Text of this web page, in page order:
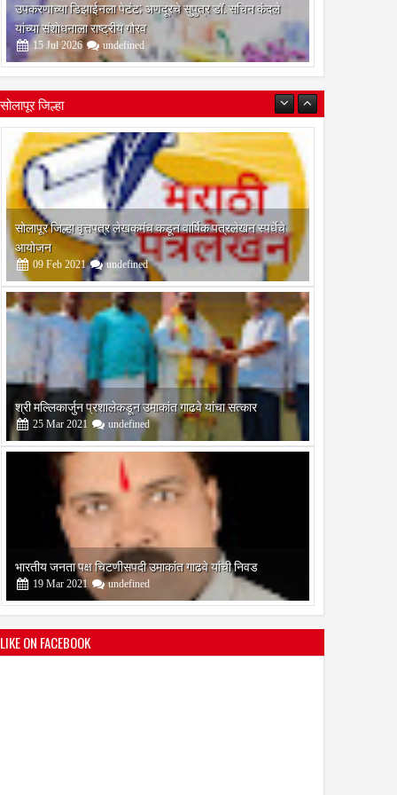
उपकरणाच्या डिझाईनला पेटंट; अणदूरचे सुपुत्र डॉ. सचिन कंदले
यांच्या संशोधनाला राष्ट्रीय गौरव
15 Jul 2026 undefined
सोलापूर जिल्हा
श्री मल्लिकार्जुन प्रशालेकडून उमाकांत गाढवे यांचा सत्कार
25 Mar 2021 undefined
भारतीय जनता पक्ष चिटणीसपदी उमाकांत गाढवे यांची निवड
19 Mar 2021 undefined
बोरेगाव येथे कांचन फौंडेशन शाखेचे उद्घाटन
13 Mar 2021 undefined
LIKE ON FACEBOOK